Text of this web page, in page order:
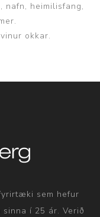
heimilisfang,
okkar.
sem hefur
í 25 ár. Verið